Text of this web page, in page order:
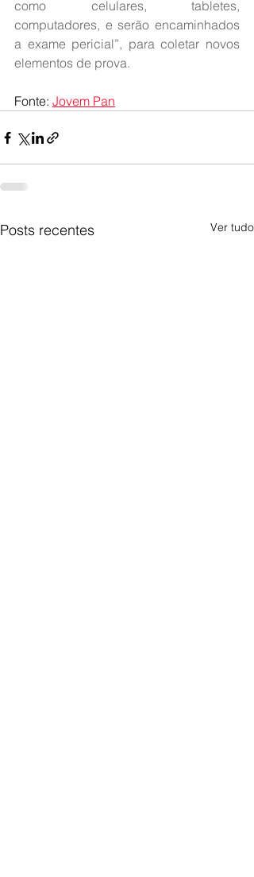
como celulares, tabletes,
computadores, e serão encaminhados
a exame pericial”, para coletar novos
elementos de prova.
Fonte: Jovem Pan
Posts recentes Ver tudo